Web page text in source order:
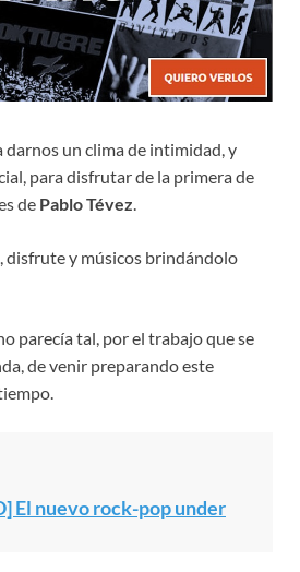
darnos un clima de intimidad, y
para disfrutar de la primera de
de Pablo Tévez
disfrute y músicos brindándolo
parecía tal, por el trabajo que se
de venir preparando este
El nuevo rock-pop under